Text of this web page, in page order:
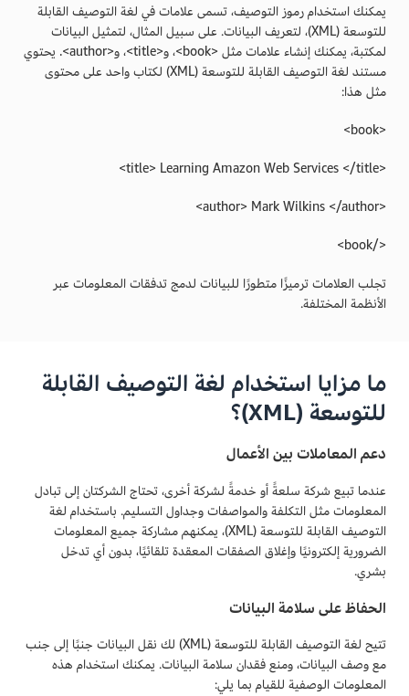
يمكنك استخدام رموز التوصيف، تسمى علامات في لغة التوصيف القابلة
للتوسعة (XML)، لتعريف البيانات. على سبيل المثال، لتمثيل البيانات
لمكتبة، يمكنك إنشاء علامات مثل <book>، و<title>، و<author>. يحتوي
مستند لغة التوصيف القابلة للتوسعة (XML) لكتاب واحد على محتوى
مثل هذا:
<book>
<title> Learning Amazon Web Services </title>
<author> Mark Wilkins </author>
</book>
تجلب العلامات ترميزًا متطورًا للبيانات لدمج تدفقات المعلومات عبر
الأنظمة المختلفة.
ما مزايا استخدام لغة التوصيف القابلة
للتوسعة (XML)؟
دعم المعاملات بين الأعمال
عندما تبيع شركة سلعةً أو خدمةً لشركة أخرى، تحتاج الشركتان إلى تبادل
المعلومات مثل التكلفة والمواصفات وجداول التسليم. باستخدام لغة
التوصيف القابلة للتوسعة (XML)، يمكنهم مشاركة جميع المعلومات
الضرورية إلكترونيًا وإغلاق الصفقات المعقدة تلقائيًا، بدون أي تدخل
بشري.
الحفاظ على سلامة البيانات
تتيح لغة التوصيف القابلة للتوسعة (XML) لك نقل البيانات جنبًا إلى جنب
مع وصف البيانات، ومنع فقدان سلامة البيانات. يمكنك استخدام هذه
المعلومات الوصفية للقيام بما يلي: